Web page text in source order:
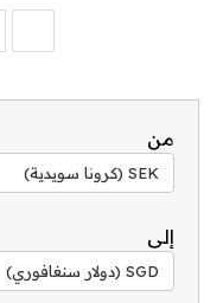
من
SEK (كرونا سويدية)
إلى
SGD (دولار سنغافوري)